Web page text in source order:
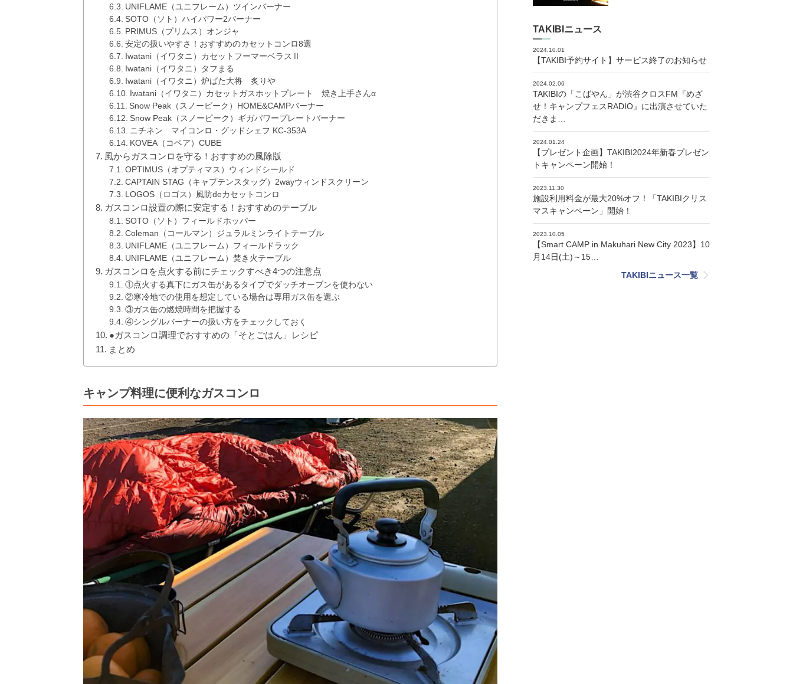
UNIFLAME（ユニフレーム）ツインバーナー
SOTO（ソト）ハイパワー2バーナー
PRIMUS（プリムス）オンジャ
安定の扱いやすさ！おすすめのカセットコンロ8選
Iwatani（イワタニ）カセットフーマーベラスⅡ
Iwatani（イワタニ）タフまる
Iwatani（イワタニ）炉ばた大将 炙りや
Iwatani（イワタニ）カセットガスホットプレート 焼き上手さんα
Snow Peak（スノーピーク）HOME&CAMPバーナー
Snow Peak（スノーピーク）ギガパワープレートバーナー
ニチネン マイコンロ・グッドシェフ KC-353A
KOVEA（コベア）CUBE
風からガスコンロを守る！おすすめの風除版
OPTIMUS（オプティマス）ウィンドシールド
CAPTAIN STAG（キャプテンスタッグ）2wayウィンドスクリーン
LOGOS（ロゴス）風防deカセットコンロ
ガスコンロ設置の際に安定する！おすすめのテーブル
SOTO（ソト）フィールドホッパー
Coleman（コールマン）ジュラルミンライトテーブル
UNIFLAME（ユニフレーム）フィールドラック
UNIFLAME（ユニフレーム）焚き火テーブル
ガスコンロを点火する前にチェックすべき4つの注意点
①点火する真下にガス缶があるタイプでダッチオーブンを使わない
②寒冷地での使用を想定している場合は専用ガス缶を選ぶ
③ガス缶の燃焼時間を把握する
④シングルバーナーの扱い方をチェックしておく
●ガスコンロ調理でおすすめの「そとごはん」レシピ
まとめ
キャンプ料理に便利なガスコンロ
TAKIBIニュース
2024.10.01
【TAKIBI予約サイト】サービス終了のお知らせ
2024.02.06
TAKIBIの「こばやん」が渋谷クロスFM『めざ
せ！キャンプフェスRADIO』に出演させていた
だきま…
2024.01.24
【プレゼント企画】TAKIBI2024年新春プレゼン
トキャンペーン開始！
2023.11.30
施設利用料金が最大20%オフ！「TAKIBIクリス
マスキャンペーン」開始！
2023.10.05
【Smart CAMP in Makuhari New City 2023】10
月14日(土)～15…
TAKIBIニュース一覧